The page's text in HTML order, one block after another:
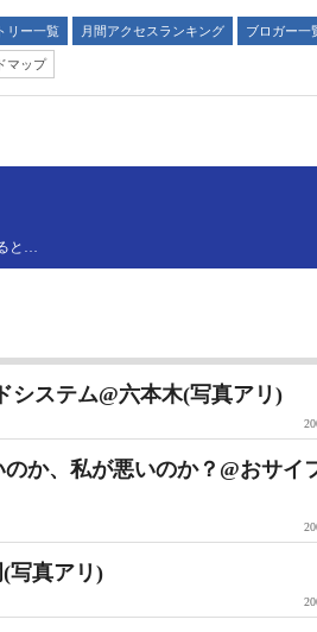
リー一覧 月間アクセスランキング ブロガー一
マップ
と…
システム@六本木(写真アリ)
か、私が悪いのか？@おサイ
写真アリ)